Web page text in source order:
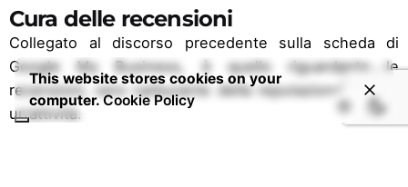
Cura delle recensioni
Collegato al discorso precedente sulla scheda di
Google My Business, è quello riguardante le
recensioni, vero carburante della reputazione web di
un’attività.
This website stores cookies on your
computer.Cookie Policy